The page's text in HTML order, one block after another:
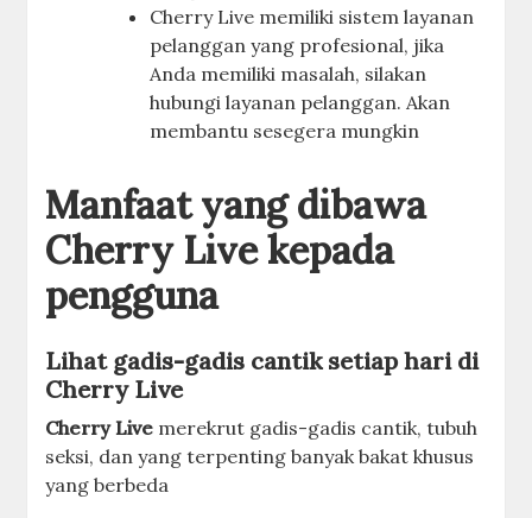
Cherry Live memiliki sistem layanan
pelanggan yang profesional, jika
Anda memiliki masalah, silakan
hubungi layanan pelanggan. Akan
membantu sesegera mungkin
Manfaat yang dibawa
Cherry Live kepada
pengguna
Lihat gadis-gadis cantik setiap hari di
Cherry Live
Cherry Live merekrut gadis-gadis cantik, tubuh
seksi, dan yang terpenting banyak bakat khusus
yang berbeda